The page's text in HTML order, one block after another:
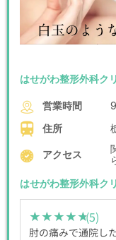
はせがわ整形外科ク
営業時間
住所
アクセス
はせがわ整形外科ク
★★★★★
★★★★★(5)
肘の痛みで通院し